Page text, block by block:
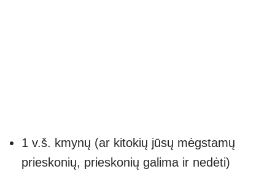
1 v.š. kmynų (ar kitokių jūsų mėgstamų
prieskonių, prieskonių galima ir nedėti)